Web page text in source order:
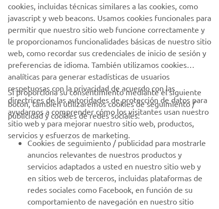
cookies, incluidas técnicas similares a las cookies, como
javascript y web beacons. Usamos cookies funcionales para
permitir que nuestro sitio web funcione correctamente y
le proporcionamos funcionalidades básicas de nuestro sitio
web, como recordar sus credenciales de inicio de sesión y
preferencias de idioma. También utilizamos cookies
analíticas para generar estadísticas de usuarios
respetuosas con la privacidad de acuerdo con las
directrices de las autoridades de protección de datos para
ayudarnos a comprender cómo los visitantes usan nuestro
sitio web y para mejorar nuestro sitio web, productos,
servicios y esfuerzos de marketing.
Si proporciona su consentimiento mediante el siguiente
botón, también utilizaremos cookies de seguimiento /
publicidad y cookies de redes sociales:
Cookies de seguimiento / publicidad para mostrarle
anuncios relevantes de nuestros productos y
servicios adaptados a usted en nuestro sitio web y
en sitios web de terceros, incluidas plataformas de
redes sociales como Facebook, en función de su
comportamiento de navegación en nuestro sitio